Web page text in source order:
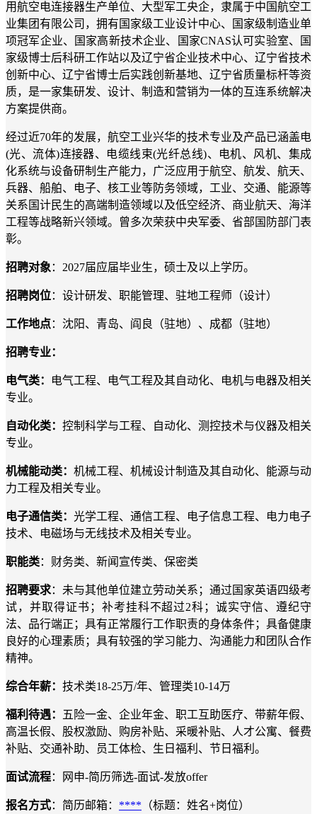
用航空电连接器生产单位、大型军工央企，隶属于中国航空工
业集团有限公司，拥有国家级工业设计中心、国家级制造业单
项冠军企业、国家高新技术企业、国家CNAS认可实验室、国
家级博士后科研工作站以及辽宁省企业技术中心、辽宁省技术
创新中心、辽宁省博士后实践创新基地、辽宁省质量标杆等资
质，是一家集研发、设计、制造和营销为一体的互连系统解决
方案提供商。
经过近70年的发展，航空工业兴华的技术专业及产品已涵盖电
(光、流体)连接器、电缆线束(光纤总线)、电机、风机、集成
化系统与设备研制生产能力，广泛应用于航空、航发、航天、
兵器、船舶、电子、核工业等防务领域，工业、交通、能源等
关系国计民生的高端制造领域以及低空经济、商业航天、海洋
工程等战略新兴领域。曾多次荣获中央军委、省部国防部门表
彰。
招聘对象 ： 2027届应届毕业生，硕士及以上学历。
招聘岗位： 设计研发、职能管理、驻地工程师（设计）
工作地点： 沈阳、青岛、阎良（驻地）、成都（驻地）
招聘专业：
电气类：
电气工程、电气工程及其自动化、电机与电器及相关
专业。
自动化类： 控制科学与工程、自动化、测控技术与仪器及相关
专业。
机械能动类： 机械工程、机械设计制造及其自动化、能源与动
力工程及相关专业。
电子通信类： 光学工程、通信工程、电子信息工程、电力电子
技术、电磁场与无线技术及相关专业。
职能类：财务类、新闻宣传类、保密类
招聘要求：未与其他单位建立劳动关系；通过国家英语四级考
试，并取得证书；补考挂科不超过2科； 诚实守信、遵纪守
法、品行端正；具有正常履行工作职责的身体条件；具备健康
良好的心理素质；具有较强的学习能力、沟通能力和团队合作
精神。
综合年薪： 技术类18-25万/年、管理类10-14万
福利待遇：
五险一金、企业年金、职工互助医疗、带薪年假、
高温长假、股权激励、购房补贴、采暖补贴、人才公寓、餐费
补贴、交通补助、员工体检、生日福利、节日福利。
面试流程： 网申-简历筛选-面试-发放offer
报名方式： 简历邮箱： **** （标题：姓名+岗位）